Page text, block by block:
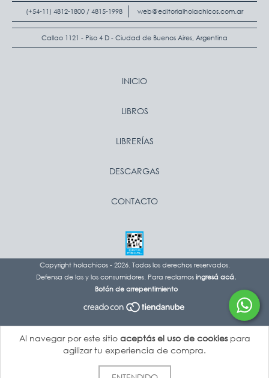
Al navegar por este sitio aceptás el uso de cookiespara
agilizar tu experiencia de compra.
(+54-11) 4812-1800 / 4815-1998 web@editorialholachicos.com.ar
Callao 1121 - Piso 4 D - Ciudad de Buenos Aires, Argentina
INICIO
LIBROS
LIBRERÍAS
DESCARGAS
CONTACTO
Copyright holachicos - 2026. Todos los derechos reservados.
Defensa de las y los consumidores. Para reclamosingresá acá.
Botón de arrepentimiento